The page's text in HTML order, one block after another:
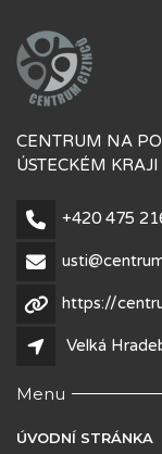
CENTRUM NA
ÚSTECKÉM KRAJI
+420 475
https://
Velká
Menu
ÚVODNÍ STRÁNKA